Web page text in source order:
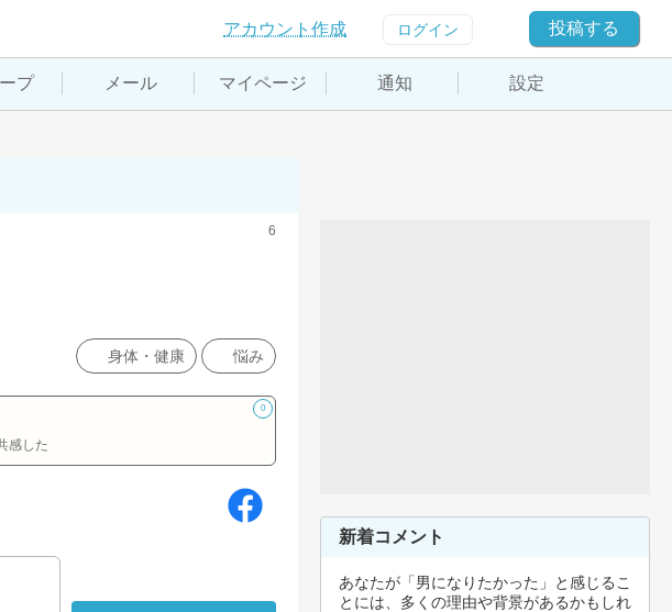
アカウント作成 ログイン 投稿する
プ メール マイページ 通知 設定
6
身体・健康 悩み
0
感した
新着コメント
あなたが「男になりたかった」と感じるこ
とには、多くの理由や背景があるかもしれ